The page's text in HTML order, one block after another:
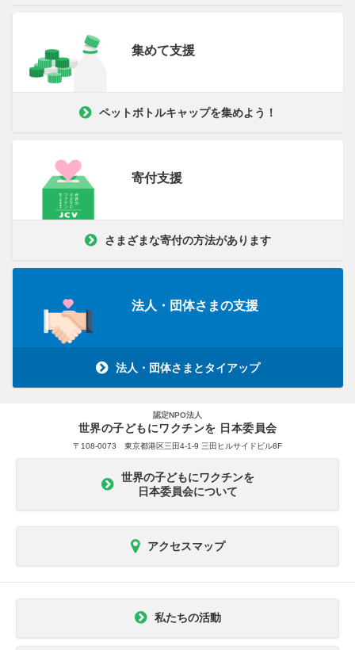
集めて支援
ペットボトルキャップを集めよう！
寄付支援
さまざまな寄付の方法があります
法人・団体さまの支援
法人・団体さまとタイアップ
認定NPO法人
世界の子どもにワクチンを 日本委員会
〒108-0073 東京都港区三田4-1-9 三田ヒルサイドビル8F
世界の子どもにワクチンを
日本委員会について
アクセスマップ
私たちの活動